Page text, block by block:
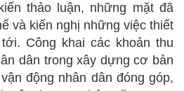
thảo luận, những mặt đã
và kiến nghị những việc thiết
Công khai các khoản thu
dân trong xây dựng cơ bản
động nhân dân đóng góp,